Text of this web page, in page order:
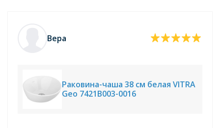
Вера
Раковина-чаша 38 см белая VITRA
Geo 7421B003-0016